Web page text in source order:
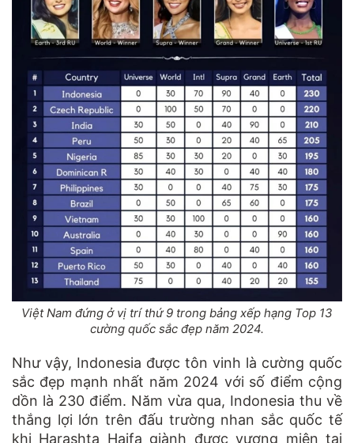
Việt Nam đứng ở vị trí thứ 9 trong bảng xếp hạng Top 13
cường quốc sắc đẹp năm 2024.
Như vậy, Indonesia được tôn vinh là cường quốc
sắc đẹp mạnh nhất năm 2024 với số điểm cộng
dồn là 230 điểm. Năm vừa qua, Indonesia thu về
thắng lợi lớn trên đấu trường nhan sắc quốc tế
khi Harashta Haifa giành được vương miện tại